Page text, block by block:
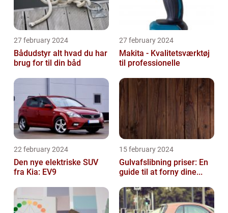
27 february 2024
Bådudstyr alt hvad du har
brug for til din båd
27 february 2024
Makita - Kvalitetsværktøj
til professionelle
22 february 2024
Den nye elektriske SUV
fra Kia: EV9
15 february 2024
Gulvafslibning priser: En
guide til at forny dine...